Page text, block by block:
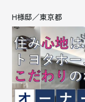
H様邸／東京都